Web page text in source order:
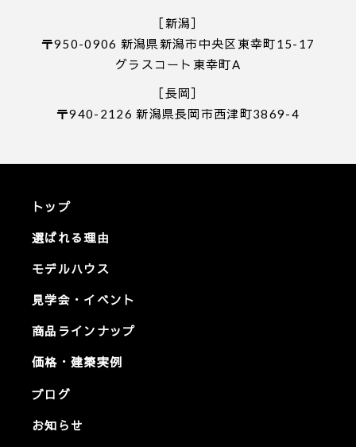
［新潟］
〒950-0906 新潟県新潟市中央区東幸町15-17
グラスコート東幸町A
［長岡］
〒940-2126 新潟県長岡市西津町3869-4
トップ
選ばれる理由
モデルハウス
見学会・イベント
商品ラインナップ
価格・建築実例
ブログ
お知らせ